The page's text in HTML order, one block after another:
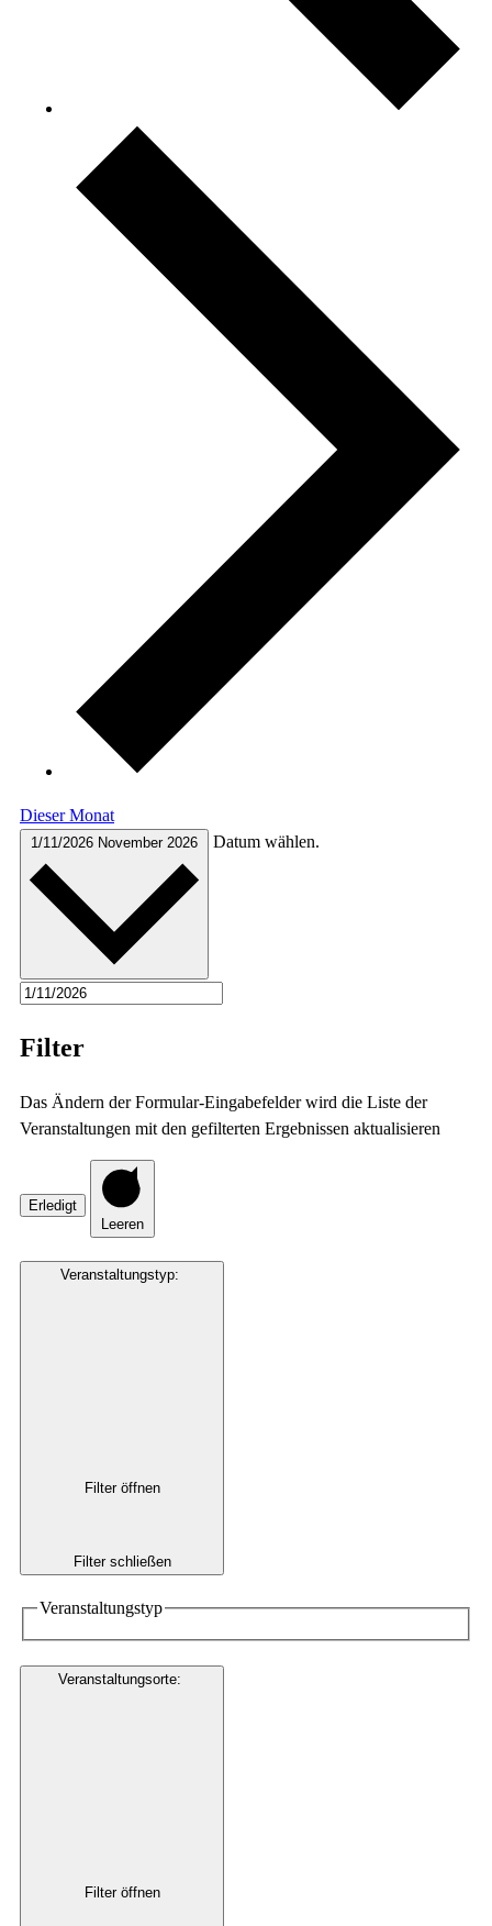
Dieser Monat
1/11/2026 November 2026 Datum wählen.
Filter
Das Ändern der Formular-Eingabefelder wird die Liste der
Veranstaltungen mit den gefilterten Ergebnissen aktualisieren
Erledigt
Leeren
Veranstaltungstyp:
Filter öffnen
Filter schließen
Veranstaltungstyp
Veranstaltungsorte:
Filter öffnen